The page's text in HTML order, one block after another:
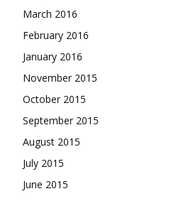
March 2016
February 2016
January 2016
November 2015
October 2015
September 2015
August 2015
July 2015
June 2015